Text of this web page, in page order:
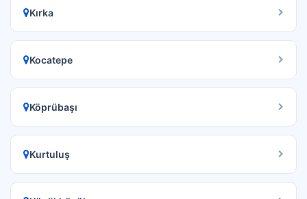
Kırka
Kocatepe
Köprübaşı
Kurtuluş